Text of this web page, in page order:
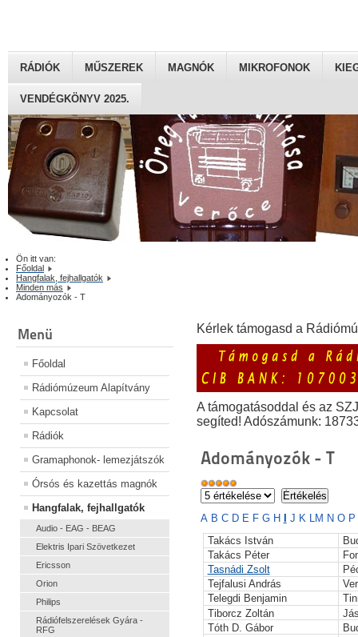
RÁDIÓK MŰSZEREK MAGNÓK MIKROFONOK
VENDÉGKÖNYV 2025.
Ön itt van:
Főoldal
Hangfalak, fejhallgatók
Minden más
Adományozók - T
Menü
Főoldal
Rádiómúzeum Alapítvány
Kapcsolat
Rádiók
Gramaphonok- lemezjátszók
Órsós és kazettás magnók
Hangfalak, fejhallgatók
Audio - EAG - BEAG
Elektris Ipari Szövetkezet
Ericsson
Orion
Philips
Rádiófelszerelések Gyára -
RFG
Kérlek támogasd a
A támogatásoddal és az
segíted! Adószámunk:
Adományozók - T
A B C D E F G H J K LM N O P
Takács István
Takács Péter
Tasnádi Zsolt
Tejfalusi András
Telegdi Benjamin
Tiborcz Zoltán
Tóth D. Gábor